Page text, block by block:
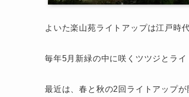
よいた楽山苑ライトアップは江戸時
毎年5月新緑の中に咲くツツジとラ
最近は、春と秋の2回ライトアップが